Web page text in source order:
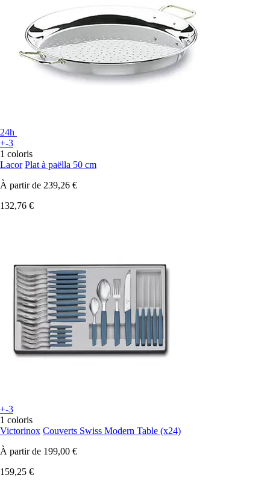
24h
+-3
1 coloris
Lacor Plat à paëlla 50 cm
À partir de 239,26 €
132,76 €
+-3
1 coloris
Victorinox Couverts Swiss Modern Table (x24)
À partir de 199,00 €
159,25 €